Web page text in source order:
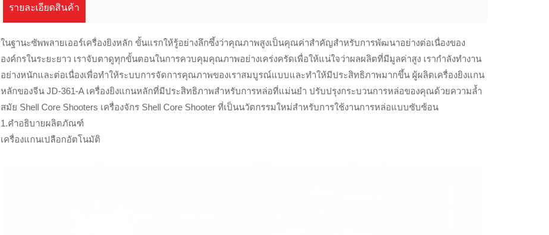
รายละเอียดสินค้า
ในฐานะซัพพลายเออร์เครื่องยิงหลัก ขั้นแรกให้รู้อย่างลึกซึ้งว่าคุณภาพสูงเป็นคุณค่าสำคัญสำหรับการพัฒนาอย่างต่อเนื่องของ
องค์กรในระยะยาว เราจับตาดูทุกขั้นตอนในการควบคุมคุณภาพอย่างเคร่งครัดเพื่อให้แน่ใจว่าผลผลิตที่มีมูลค่าสูง เรากำลังทำงาน
อย่างหนักและต่อเนื่องเพื่อทำให้ระบบการจัดการคุณภาพของเราสมบูรณ์แบบและทำให้มีประสิทธิภาพมากขึ้น ผู้ผลิตเครื่องยิงแกน
หลักของจีน JD-361-A เครื่องยิงแกนหลักที่มีประสิทธิภาพสำหรับการหล่อที่แม่นยำ ปรับปรุงกระบวนการหล่อของคุณด้วยความล้ำ
สมัย Shell Core Shooters เครื่องจักร Shell Core Shooter ที่เป็นนวัตกรรมใหม่สำหรับการใช้งานการหล่อแบบซับซ้อน
1.คำอธิบายผลิตภัณฑ์
เครื่องแกนเปลือกอัตโนมัติ